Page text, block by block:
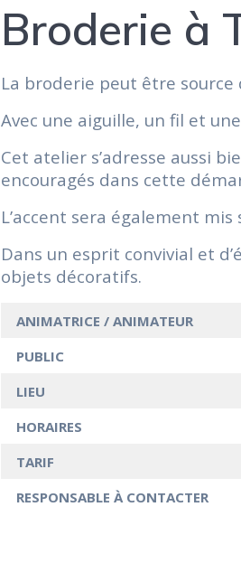
Broderie à
La broderie peut être
Avec une aiguille, un fil et
Cet atelier s’adresse aussi
encouragés dans cette
L’accent sera également
Dans un esprit convivial et
objets décoratifs.
ANIMATRICE / ANIMATEUR
PUBLIC
LIEU
HORAIRES
TARIF
RESPONSABLE À CONTACTER